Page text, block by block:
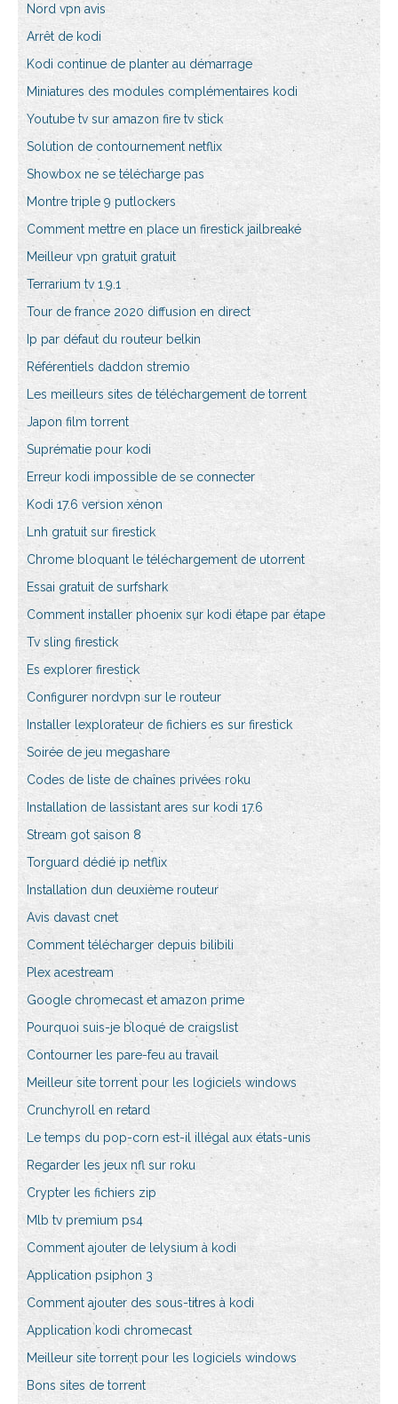
Nord vpn avis
Arrêt de kodi
Kodi continue de planter au démarrage
Miniatures des modules complémentaires kodi
Youtube tv sur amazon fire tv stick
Solution de contournement netflix
Showbox ne se télécharge pas
Montre triple 9 putlockers
Comment mettre en place un firestick jailbreaké
Meilleur vpn gratuit gratuit
Terrarium tv 1.9.1
Tour de france 2020 diffusion en direct
Ip par défaut du routeur belkin
Référentiels daddon stremio
Les meilleurs sites de téléchargement de torrent
Japon film torrent
Suprématie pour kodi
Erreur kodi impossible de se connecter
Kodi 17.6 version xénon
Lnh gratuit sur firestick
Chrome bloquant le téléchargement de utorrent
Essai gratuit de surfshark
Comment installer phoenix sur kodi étape par étape
Tv sling firestick
Es explorer firestick
Configurer nordvpn sur le routeur
Installer lexplorateur de fichiers es sur firestick
Soirée de jeu megashare
Codes de liste de chaînes privées roku
Installation de lassistant ares sur kodi 17.6
Stream got saison 8
Torguard dédié ip netflix
Installation dun deuxième routeur
Avis davast cnet
Comment télécharger depuis bilibili
Plex acestream
Google chromecast et amazon prime
Pourquoi suis-je bloqué de craigslist
Contourner les pare-feu au travail
Meilleur site torrent pour les logiciels windows
Crunchyroll en retard
Le temps du pop-corn est-il illégal aux états-unis
Regarder les jeux nfl sur roku
Crypter les fichiers zip
Mlb tv premium ps4
Comment ajouter de lelysium à kodi
Application psiphon 3
Comment ajouter des sous-titres à kodi
Application kodi chromecast
Meilleur site torrent pour les logiciels windows
Bons sites de torrent